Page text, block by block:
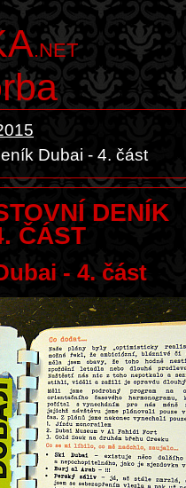
.NET
Dubai - 4. část
DENÍK
ČÁST
- 4. část